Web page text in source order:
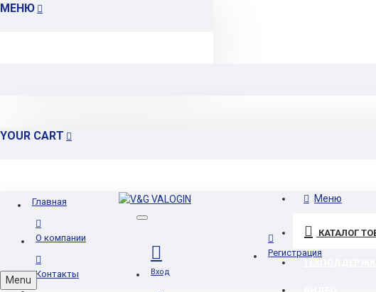
МЕНЮ
YOUR CART
Главная
О компании
Контакты Вход
Меню
КАТАЛОГ
Регистрация
Menu